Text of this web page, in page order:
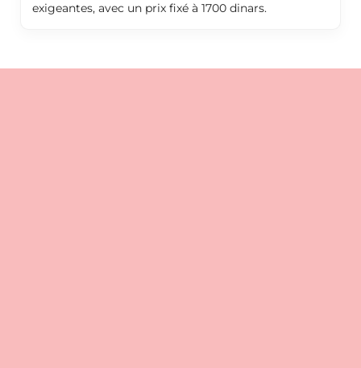
exigeantes, avec un prix fixé à 1700 dinars.